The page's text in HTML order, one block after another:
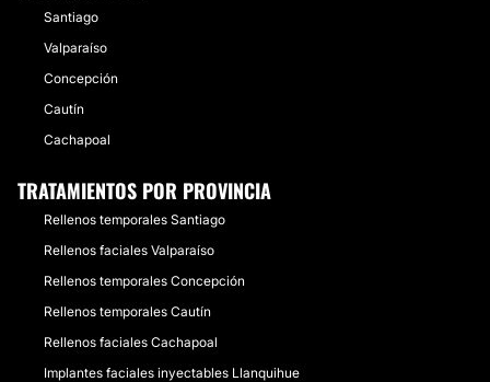
Santiago
Valparaíso
Concepción
Cautín
Cachapoal
TRATAMIENTOS POR PROVINCIA
Rellenos temporales Santiago
Rellenos faciales Valparaíso
Rellenos temporales Concepción
Rellenos temporales Cautín
Rellenos faciales Cachapoal
Implantes faciales inyectables Llanquihue